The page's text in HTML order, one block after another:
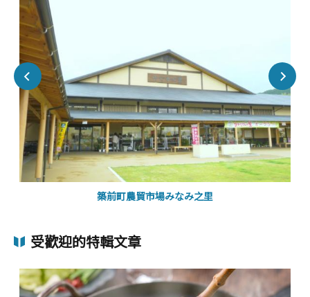
築前町農貿市場みなみ之里
受歡迎的特輯文章